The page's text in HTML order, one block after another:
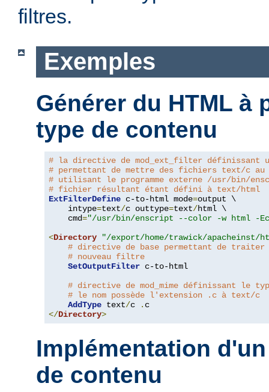
filtres.
Exemples
Générer du HTML à
type de contenu
# la directive de mod_ext_filter définissant
# permettant de mettre des fichiers text/c au
# utilisant le programme externe /usr/bin/
# fichier résultant étant défini à text/html
ExtFilterDefine c-to-html mode=output \
    intype
=text/c outtype=text/html \
    cmd
="/usr/bin/enscript --color -w html -
<Directory
"/export/home/trawick/apacheinst/
# directive de base permettant de
# nouveau filtre
SetOutputFilter c-to-html
# directive de mod_mime définissant le
# le nom possède l'extension .c à text/c
AddType text/c .
</Directory>
Implémentation
de contenu